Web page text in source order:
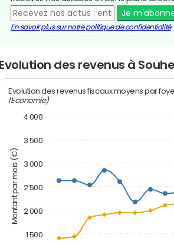
Je
En savoir plus sur notre politique de confidentialité
Evolution des revenus à
Montant par mois (€)
Evolution des revenus fiscaux moyens par
l'Economie)
1 500
2 000
2 500
3 000
3 500
4 000